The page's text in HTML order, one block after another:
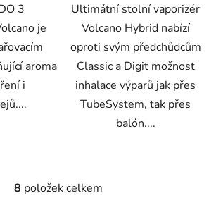
3
je
aroma
i
Ultimátní stolní vaporizér
Volcano Hybrid nabízí
oproti svým předchůdcům
Classic a Digit možnost
inhalace výparů jak přes
TubeSystem, tak přes
balón....
O
8 položek celkem